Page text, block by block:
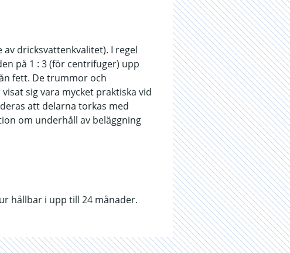
av dricksvattenkvalitet). I regel
på 1 : 3 (för centrifuger) upp
fett. De trummor och
sig vara mycket praktiska vid
att delarna torkas med
om underhåll av beläggning
hållbar i upp till 24 månader.